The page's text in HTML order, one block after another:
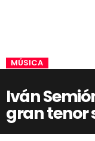
MÚSICA
Iván
gran tenor